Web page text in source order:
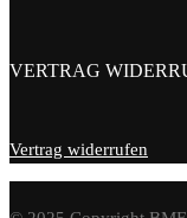
VERTRAG
Vertrag widerrufen